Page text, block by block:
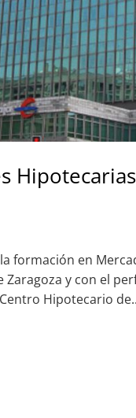
formación en
y con el
Hipotecario